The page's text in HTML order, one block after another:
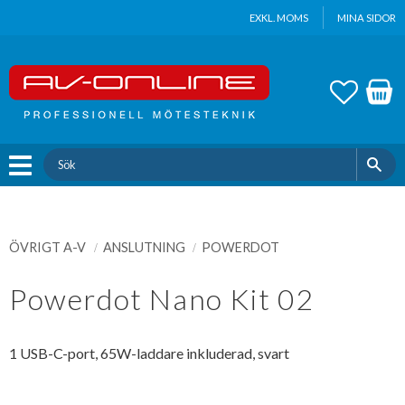
EXKL. MOMS MINA SIDOR
ÖVRIGT A-V ANSLUTNING POWERDOT
Powerdot Nano Kit 02
1 USB-C-port, 65W-laddare inkluderad, svart